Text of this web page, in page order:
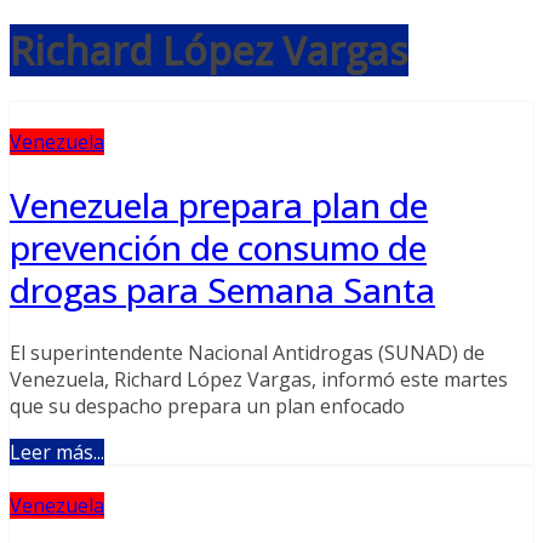
Richard López Vargas
Venezuela
Venezuela prepara plan de
prevención de consumo de
drogas para Semana Santa
El superintendente Nacional Antidrogas (SUNAD) de
Venezuela, Richard López Vargas, informó este martes
que su despacho prepara un plan enfocado
Leer más...
Venezuela